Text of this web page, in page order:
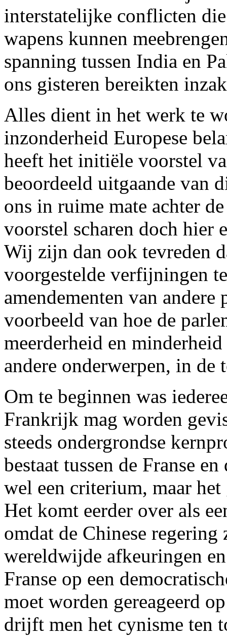
interstatelijke conflicten
wapens kunnen
spanning tussen India en
ons gisteren bereikten
Alles dient in het werk te
inzonderheid Europese
heeft het initiële voorstel
beoordeeld uitgaande van
ons in ruime mate achter
voorstel scharen doch hier
Wij zijn dan ook tevreden
voorgestelde verfijningen
amendementen van
voorbeeld van hoe de
meerderheid en
andere onderwerpen, in de
Om te beginnen was
Frankrijk mag worden
steeds ondergrondse
bestaat tussen de Franse
wel een criterium, maar
Het komt eerder over als
omdat de Chinese
wereldwijde afkeuringen
Franse op een
moet worden gereageerd
drijft men het cynisme ten